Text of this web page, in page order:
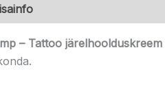
– Tattoo järelhoolduskreem